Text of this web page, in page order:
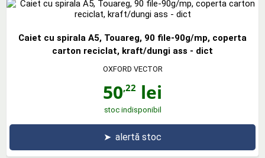
Caiet cu spirala A5, Touareg, 90 file-90g/mp, coperta
carton reciclat, kraft/dungi ass - dict
OXFORD VECTOR
50,22 lei
stoc indisponibil
➤ alertă stoc